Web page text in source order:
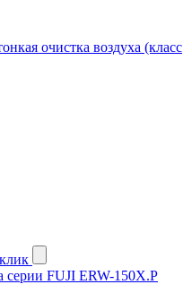
очистка воздуха (класс